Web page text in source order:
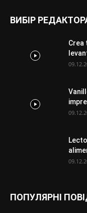
ВИБІР
Crea
ПОПУЛЯРНІ